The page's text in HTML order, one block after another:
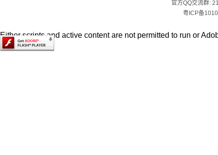
官方QQ交流群:
粤ICP备
Either scripts and active content are not permitted to run or